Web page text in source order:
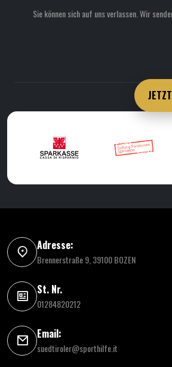
Sie können sich auf uns verlassen. Wir
Adresse:
Brennerstraße 9, 39100 BOZEN
St. Nr.
01284820212
Email:
suedtiroler@sporthilfe.it